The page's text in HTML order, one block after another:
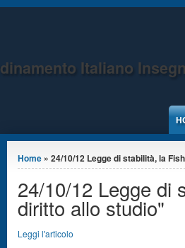
Jump to Content
Italiano
Tu sei qui
Home » 24/10/12 Legge di stabilità, la
24/10/12 Legge di
diritto allo studio"
Leggi l'articolo